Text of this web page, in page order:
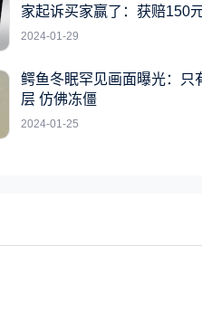
家起诉买家赢了：获赔150
2024-01-29
鳄鱼冬眠罕见画面曝光：只
层 仿佛冻僵
2024-01-25